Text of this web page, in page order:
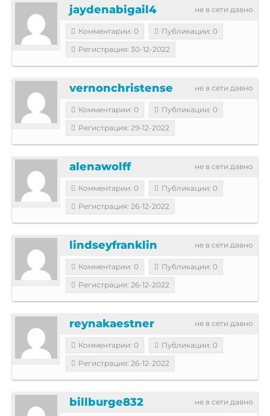
не в сети давно
jaydenabigail4
Комментарии: 0
Публикации: 0
Регистрация: 30-12-2022
не в сети давно
vernonchristense
Комментарии: 0
Публикации: 0
Регистрация: 29-12-2022
не в сети давно
alenawolff
Комментарии: 0
Публикации: 0
Регистрация: 26-12-2022
не в сети давно
lindseyfranklin
Комментарии: 0
Публикации: 0
Регистрация: 26-12-2022
не в сети давно
reynakaestner
Комментарии: 0
Публикации: 0
Регистрация: 26-12-2022
не в сети давно
billburge832